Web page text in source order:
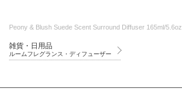
Peony & Blush Suede Scent Surround Diffuser 165ml/5.6oz
雑貨・日用品
ルームフレグランス・ディフューザー